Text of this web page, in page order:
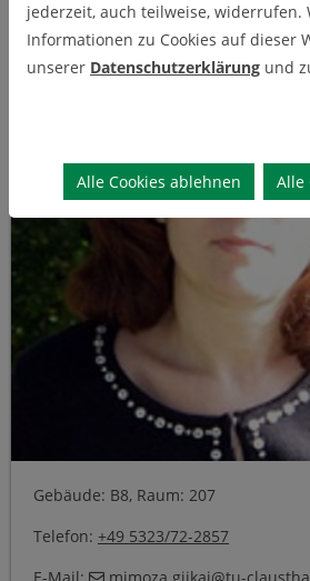
Gebäude: B8, Raum: 207
Telefon: +49 5323/72-2857
E-Mail:
mimoza.gjikaj@tu-
jederzeit, auch teilweise, widerrufen.
Informationen zu Cookies auf dieser
unserer Datenschutzerklärung und
Alle Cookies ablehnen Alle